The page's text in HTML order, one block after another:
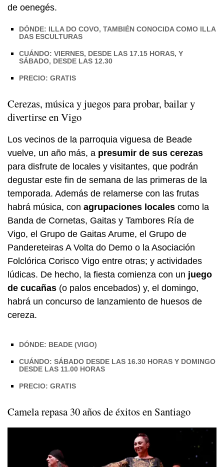
de oenegés.
DÓNDE: ILLA DO COVO, TAMBIÉN CONOCIDA COMO ILLA
DAS ESCULTURAS
CUÁNDO: VIERNES, DESDE LAS 17.15 HORAS, Y
SÁBADO, DESDE LAS 12.30
PRECIO: GRATIS
Cerezas, música y juegos para probar, bailar y
divertirse en Vigo
Los vecinos de la parroquia viguesa de Beade
vuelve, un año más, a presumir de sus cerezas
para disfrute de locales y visitantes, que podrán
degustar este fin de semana de las primeras de la
temporada. Además de relamerse con las frutas
habrá música, con agrupaciones locales como la
Banda de Cornetas, Gaitas y Tambores Ría de
Vigo, el Grupo de Gaitas Arume, el Grupo de
Pandereteiras A Volta do Demo o la Asociación
Folclórica Corisco Vigo entre otras; y actividades
lúdicas. De hecho, la fiesta comienza con un juego
de cucañas (o palos encebados) y, el domingo,
habrá un concurso de lanzamiento de huesos de
cereza.
DÓNDE: BEADE (VIGO)
CUÁNDO: SÁBADO DESDE LAS 16.30 HORAS Y DOMINGO
DESDE LAS 11.00 HORAS
PRECIO: GRATIS
Camela repasa 30 años de éxitos en Santiago